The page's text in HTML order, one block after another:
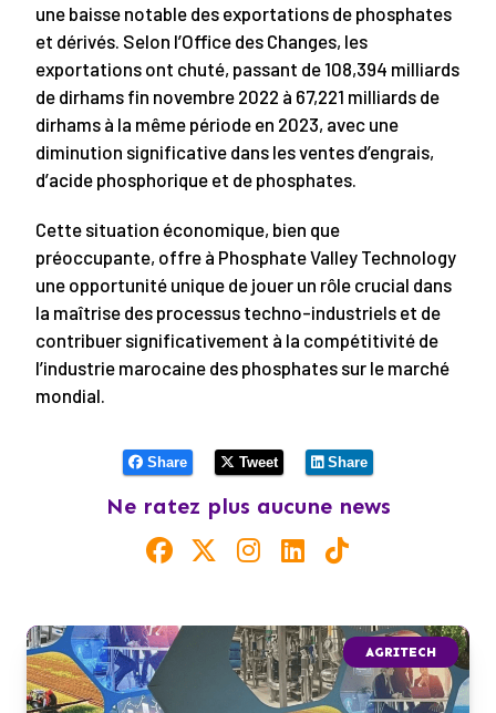
une baisse notable des exportations de phosphates
et dérivés. Selon l’Office des Changes, les
exportations ont chuté, passant de 108,394 milliards
de dirhams fin novembre 2022 à 67,221 milliards de
dirhams à la même période en 2023, avec une
diminution significative dans les ventes d’engrais,
d’acide phosphorique et de phosphates.
Cette situation économique, bien que
préoccupante, offre à Phosphate Valley Technology
une opportunité unique de jouer un rôle crucial dans
la maîtrise des processus techno-industriels et de
contribuer significativement à la compétitivité de
l’industrie marocaine des phosphates sur le marché
mondial.
Share Tweet Share
Ne ratez plus aucune news
AGRITECH